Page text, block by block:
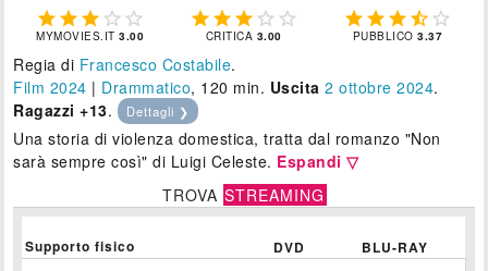
    
MYMOVIES.IT3.00
    
CRITICA 3.00
    
PUBBLICO3.37
Regia di Francesco Costabile.
Film 2024 | Drammatico, 120 min. Uscita 2 ottobre 2024.
Ragazzi +13. Dettagli ❯
Una storia di violenza domestica, tratta dal romanzo "Non
sarà sempre così" di Luigi Celeste. Espandi ▽
TROVA STREAMING
Supporto fisico DVD BLU-RAY